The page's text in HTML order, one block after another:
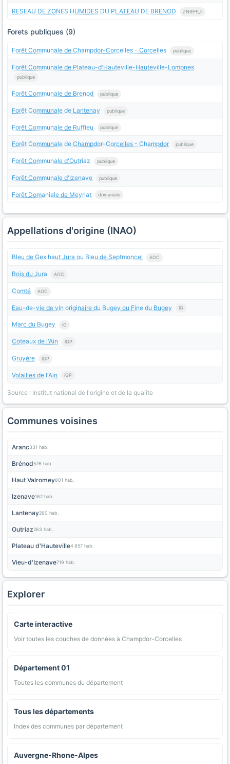
RESEAU DE ZONES HUMIDES DU PLATEAU DE BRENOD ZNIEFF_II
Forets publiques (9)
Forêt Communale de Champdor-Corcelles - Corcelles publique
Forêt Communale de Plateau-d'Hauteville-Hauteville-Lompnes
publique
Forêt Communale de Brenod publique
Forêt Communale de Lantenay publique
Forêt Communale de Ruffieu publique
Forêt Communale de Champdor-Corcelles - Champdor publique
Forêt Communale d'Outriaz publique
Forêt Communale d'Izenave publique
Forêt Domaniale de Meyriat domaniale
Appellations d'origine (INAO)
Bleu de Gex haut Jura ou Bleu de Septmoncel AOC
Bois du Jura AOC
Comté AOC
Eau-de-vie de vin originaire du Bugey ou Fine du Bugey IG
Marc du Bugey IG
Coteaux de l'Ain IGP
Gruyère IGP
Volailles de l'Ain IGP
Source : Institut national de l'origine et de la qualite
Communes voisines
Aranc331 hab.
Brénod576 hab.
Haut Valromey801 hab.
Izenave162 hab.
Lantenay260 hab.
Outriaz263 hab.
Plateau d'Hauteville4 857 hab.
Vieu-d'Izenave719 hab.
Explorer
Carte interactive
Voir toutes les couches de données à Champdor-Corcelles
Département 01
Toutes les communes du département
Tous les départements
Index des communes par département
Auvergne-Rhone-Alpes